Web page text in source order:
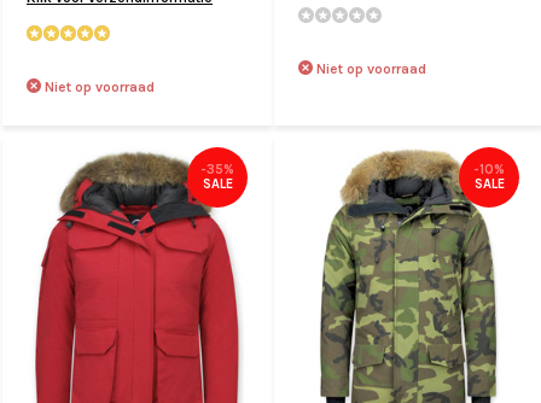
Niet op voorraad
Niet op voorraad
-35%
SALE
-10%
SALE